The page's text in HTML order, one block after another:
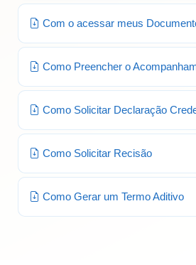
Com o acessar meus
Como Preencher o
Como Solicitar Declaração
Como Solicitar Recisão
Como Gerar um Termo Aditivo